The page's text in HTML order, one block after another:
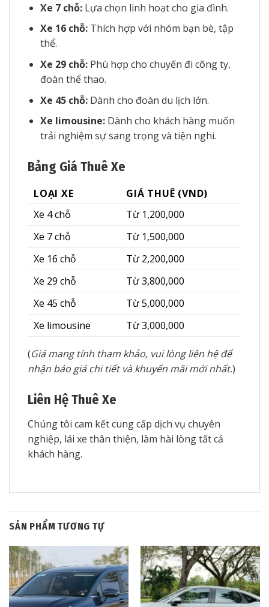
Xe 7 chỗ:Lựa chọn linh hoạt cho gia đình.
Xe 16 chỗ:Thích hợp với nhóm bạn bè, tập
thể.
Xe 29 chỗ:Phù hợp cho chuyến đi công ty,
đoàn thể thao.
Xe 45 chỗ:Dành cho đoàn du lịch lớn.
Xe limousine:Dành cho khách hàng muốn
trải nghiệm sự sang trọng và tiện nghi.
Bảng Giá Thuê Xe
LOẠI XE
GIÁ THUÊ (VND)
Xe 4 chỗ
Từ 1,200,000
Xe 7 chỗ
Từ 1,500,000
Xe 16 chỗ
Từ 2,200,000
Xe 29 chỗ
Từ 3,800,000
Xe 45 chỗ
Từ 5,000,000
Xe limousine
Từ 3,000,000
(Giá mang tính tham khảo, vui lòng liên hệ để
nhận báo giá chi tiết và khuyến mãi mới nhất.)
Liên Hệ Thuê Xe
Chúng tôi cam kết cung cấp dịch vụ chuyên
nghiệp, lái xe thân thiện, làm hài lòng tất cả
khách hàng.
SẢN PHẨM TƯƠNG TỰ